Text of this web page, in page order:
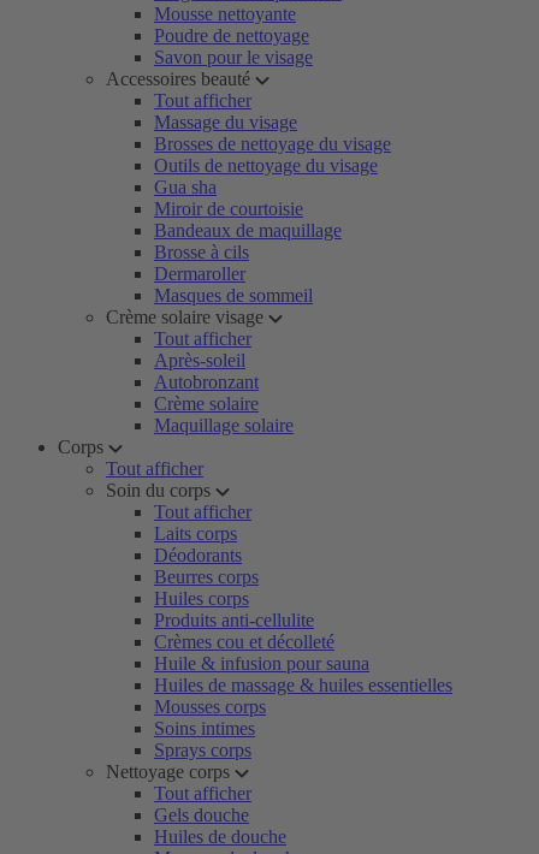
Mousse nettoyante
Poudre de nettoyage
Savon pour le visage
Accessoires beauté
Tout afficher
Massage du visage
Brosses de nettoyage du visage
Outils de nettoyage du visage
Gua sha
Miroir de courtoisie
Bandeaux de maquillage
Brosse à cils
Dermaroller
Masques de sommeil
Crème solaire visage
Tout afficher
Après-soleil
Autobronzant
Crème solaire
Maquillage solaire
Corps
Tout afficher
Soin du corps
Tout afficher
Laits corps
Déodorants
Beurres corps
Huiles corps
Produits anti-cellulite
Crèmes cou et décolleté
Huile & infusion pour sauna
Huiles de massage & huiles essentielles
Mousses corps
Soins intimes
Sprays corps
Nettoyage corps
Tout afficher
Gels douche
Huiles de douche